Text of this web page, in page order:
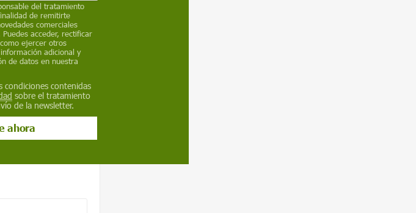
son
Global de los
del tratamiento
de remitirte
comerciales
acceder, rectificar
ejercer otros
adicional y
de datos en nuestra
condiciones contenidas
sobre el tratamiento
de la newsletter.